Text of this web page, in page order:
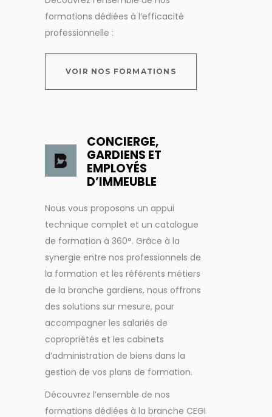
formations dédiées à l’efficacité
professionnelle :
VOIR NOS FORMATIONS
CONCIERGE,
GARDIENS ET
EMPLOYÉS
D’IMMEUBLE
Nous vous proposons un appui
technique complet et un catalogue
de formation à 360°. Grâce à la
synergie entre nos professionnels de
la formation et les référents métiers
de la branche gardiens, nous offrons
des solutions sur mesure, pour
accompagner les salariés de
copropriétés et les cabinets
d’administration de biens dans la
gestion de vos plans de formation.
Découvrez l’ensemble de nos
formations dédiées à la branche CEGI